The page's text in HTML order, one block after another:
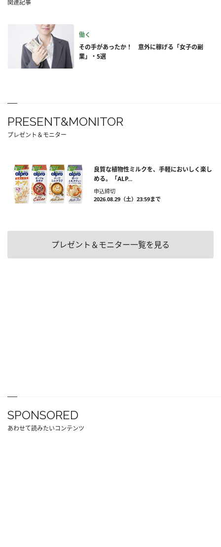
関連記事
働く
その手があったか！ 意外に稼げる「女子の副
業」・5選
PRESENT&MONITOR
プレゼント＆モニター
良質な植物性ミルクを、手軽においしく楽し
める。「ALP...
申込締切
2026.08.29（土）23:59まで
プレゼント＆モニター一覧を見る
SPONSORED
あわせて読みたいコンテンツ